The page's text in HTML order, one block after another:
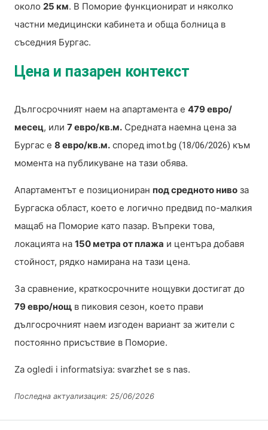
около 25 км. В Поморие функционират и няколко
частни медицински кабинета и обща болница в
съседния Бургас.
Цена и пазарен контекст
Дългосрочният наем на апартамента е 479 евро/
месец, или 7 евро/кв.м. Средната наемна цена за
Бургас е 8 евро/кв.м. според imot.bg (18/06/2026) към
момента на публикуване на тази обява.
Апартаментът е позициониран под средното ниво за
Бургаска област, което е логично предвид по-малкия
мащаб на Поморие като пазар. Въпреки това,
локацията на 150 метра от плажа и центъра добавя
стойност, рядко намирана на тази цена.
За сравнение, краткосрочните нощувки достигат до
79 евро/нощ в пиковия сезон, което прави
дългосрочният наем изгоден вариант за жители с
постоянно присъствие в Поморие.
Za ogledi i informatsiya: svarzhet se s nas.
Последна актуализация: 25/06/2026